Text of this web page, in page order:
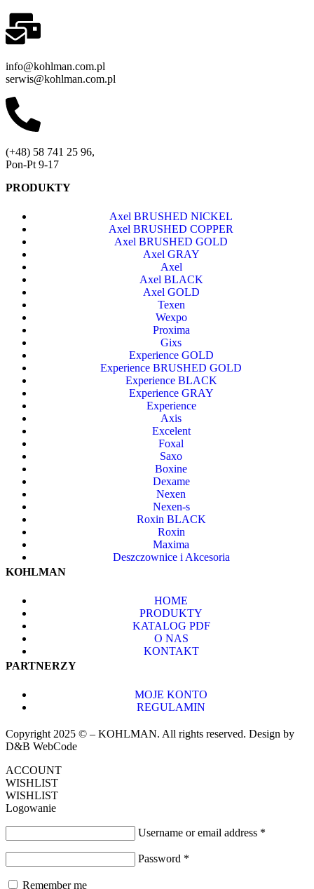
info@kohlman.com.pl
serwis@kohlman.com.pl
(+48) 58 741 25 96,
Pon-Pt 9-17
PRODUKTY
Axel BRUSHED NICKEL
Axel BRUSHED COPPER
Axel BRUSHED GOLD
Axel GRAY
Axel
Axel BLACK
Axel GOLD
Texen
Wexpo
Proxima
Gixs
Experience GOLD
Experience BRUSHED GOLD
Experience BLACK
Experience GRAY
Experience
Axis
Excelent
Foxal
Saxo
Boxine
Dexame
Nexen
Nexen-s
Roxin BLACK
Roxin
Maxima
Deszczownice i Akcesoria
KOHLMAN
HOME
PRODUKTY
KATALOG PDF
O NAS
KONTAKT
PARTNERZY
MOJE KONTO
REGULAMIN
Copyright 2025 © – KOHLMAN. All rights reserved. Design by
D&B WebCode
ACCOUNT
WISHLIST
WISHLIST
Logowanie
Username or email address *
Password *
Remember me